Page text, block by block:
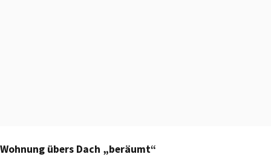
Wohnung übers Dach „beräumt“